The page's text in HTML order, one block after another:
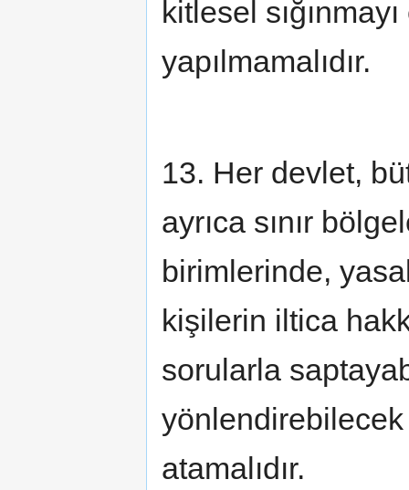
kitlesel
yapılmamalıdır.
13. Her devlet,
ayrıca sınır
birimlerinde,
kişilerin iltica
sorularla
atamalıdır.